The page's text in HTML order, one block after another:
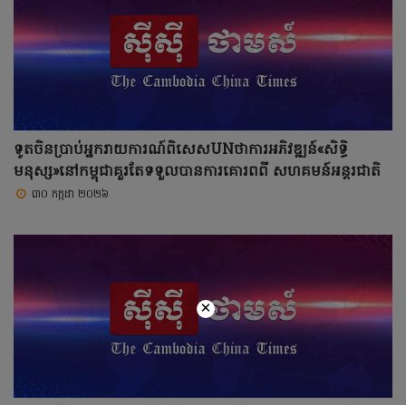
ទូតចិនប្រាប់អ្នករាយការណ៍ពិសេសUNថាការអភិវឌ្ឍន៍«សិទ្ធិ
មនុស្ស»នៅកម្ពុជាគួរតែទទួលបានការគោរពពី សហគមន៍អន្តរជាតិ
៣០ កក្កដា ២០២៦
×